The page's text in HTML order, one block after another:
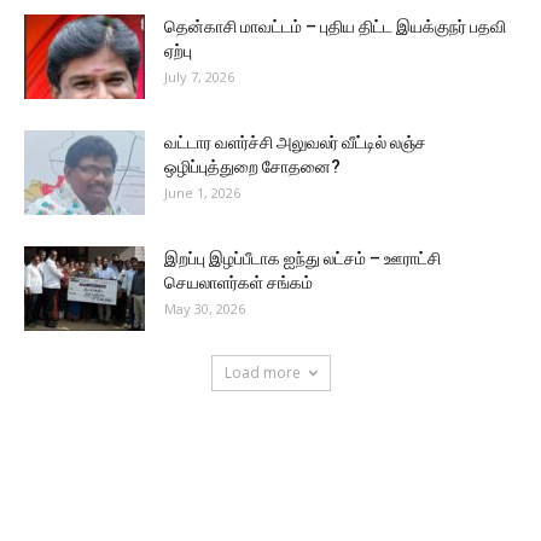
தென்காசி மாவட்டம் – புதிய திட்ட இயக்குநர் பதவி
ஏற்பு
July 7, 2026
வட்டார வளர்ச்சி அலுவலர் வீட்டில் லஞ்ச
ஒழிப்புத்துறை சோதனை?
June 1, 2026
இறப்பு இழப்பீடாக ஐந்து லட்சம் – ஊராட்சி
செயலாளர்கள் சங்கம்
May 30, 2026
Load more